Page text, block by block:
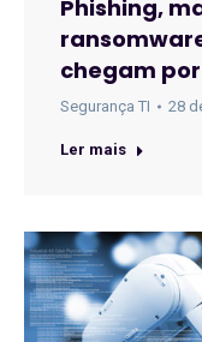
Phishing,
chegam
Segurança TI 28
Ler mais